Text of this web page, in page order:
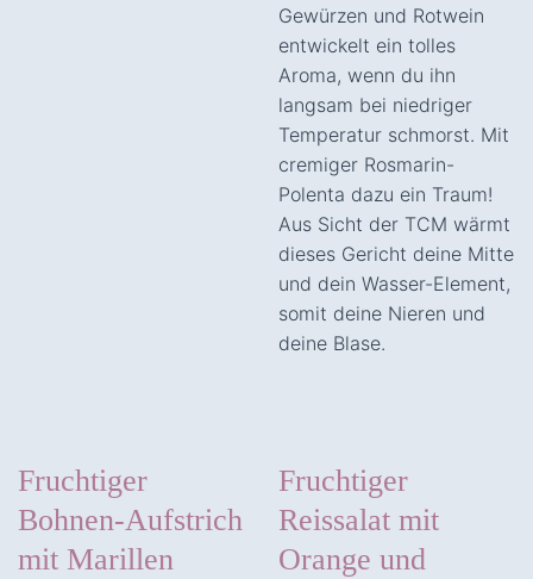
Gewürzen und Rotwein
entwickelt ein tolles
Aroma, wenn du ihn
langsam bei niedriger
Temperatur schmorst. Mit
cremiger Rosmarin-
Polenta dazu ein Traum!
Aus Sicht der TCM wärmt
dieses Gericht deine Mitte
und dein Wasser-Element,
somit deine Nieren und
deine Blase.
Fruchtiger
Bohnen-Aufstrich
mit Marillen
Fruchtiger
Reissalat mit
Orange und